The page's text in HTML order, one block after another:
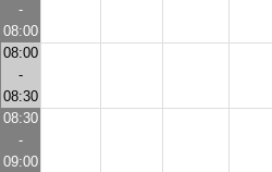
-
08:00
08:00
-
08:30
08:30
-
09:00